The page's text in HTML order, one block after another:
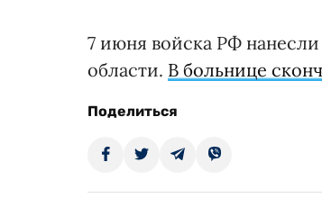
7 июня войска РФ
области. В больнице
Поделиться